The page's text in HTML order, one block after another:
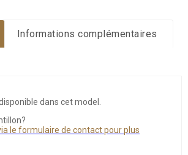
Informations complémentaires
dans cet model.
le formulaire de contact pour plus